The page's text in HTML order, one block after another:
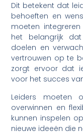
Dit betekent dat
behoeften en
moeten
het belangrijk
doelen en
vertrouwen op te
zorgt ervoor dat
voor het succes
Leiders moeten
overwinnen en
kunnen inspelen
nieuwe ideeën die